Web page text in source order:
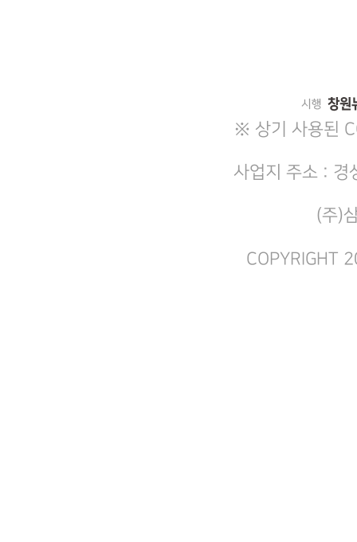
※ 상기 사용된
사업지 주소 :
(주)
COPYRIGHT